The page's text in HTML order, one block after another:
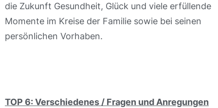
die Zukunft Gesundheit, Glück und viele erfüllende
Momente im Kreise der Familie sowie bei seinen
persönlichen Vorhaben.
TOP 6: Verschiedenes / Fragen und Anregungen